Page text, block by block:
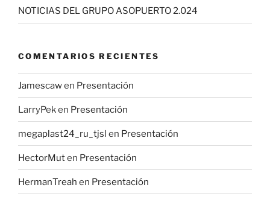
NOTICIAS DEL GRUPO ASOPUERTO 2.024
COMENTARIOS RECIENTES
Jamescawen Presentación
LarryPeken Presentación
megaplast24_ru_tjsl en Presentación
HectorMuten Presentación
HermanTreah en Presentación